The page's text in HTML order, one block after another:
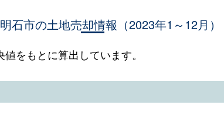
石市の土地売却情報（2023年1～12月）
をもとに算出しています。